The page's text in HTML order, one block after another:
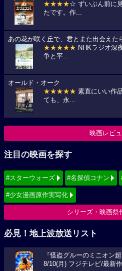
★★★★☆ ずいぶん前に
たです。作...
あの花が咲く丘で、君とまた出会えた
★★★★★ NHKラジオ深
争と平...
オールド・オーク
★★★★★ 素直にいい作
ても、永...
映画レビ
注目の映画を探す
#スターウォーズ #名探偵コナン
#少女漫画原作実写化
シリーズ・映画祭
必見！地上波放送リスト
『怪盗グルーのミニオン超
8/10(月) フジテレビ/最新